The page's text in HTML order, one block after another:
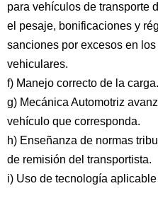
para vehículos de transporte
el pesaje, bonificaciones y
sanciones por excesos en
vehiculares.
f) Manejo correcto de la carga.
g) Mecánica Automotriz
vehículo que corresponda.
h) Enseñanza de normas
de remisión del transportista.
i) Uso de tecnología